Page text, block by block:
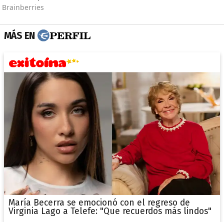
MÁS EN
María Becerra se emocionó con el regreso de
Virginia Lago a Telefe: "Que recuerdos más lindos"